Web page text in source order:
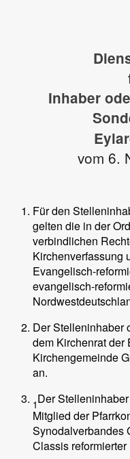
Inhaber
vom 6.
Für den
gelten die in der
verbindlichen
Kirchenverfassung
Evangelisch-
evangelisch-
Der Stelleninhaber
dem Kirchenrat der
Kirchengemeinde
an.
1Der
Mitglied der
Synodalverbandes
Classis